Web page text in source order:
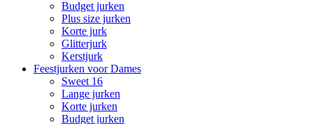
Budget jurken
Plus size jurken
Korte jurk
Glitterjurk
Kerstjurk
Feestjurken voor Dames
Sweet 16
Lange jurken
Korte jurken
Budget jurken